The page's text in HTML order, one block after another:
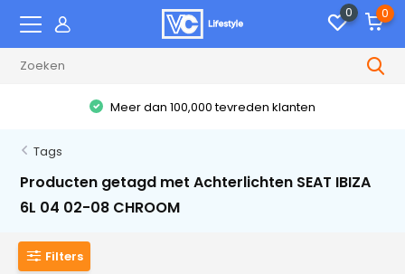
0 0
Meer dan 100,000 tevreden klanten
Tags
Producten getagd met Achterlichten SEAT IBIZA
6L 04 02-08 CHROOM
Filters